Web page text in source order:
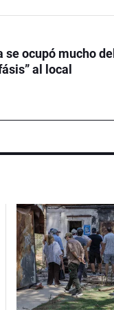
se ocupó mucho
al local